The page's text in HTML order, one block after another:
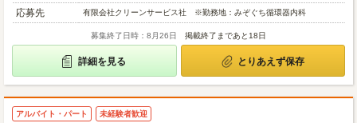
応募先
有限会社クリーンサービス社 ※勤務地：みぞぐち循環器内科
募集終了日時：8月26日 掲載終了まであと18日
詳細を見る とりあえず保存
アルバイト・パート 未経験者歓迎